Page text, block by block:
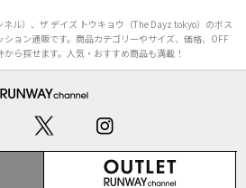
ル）、ザ デイズ トウキョウ（The Dayz tokyo）のボス
ション通販です。商品カテゴリーやサイズ、価格、OFF
ら探せます。人気・おすすめ商品も満載！